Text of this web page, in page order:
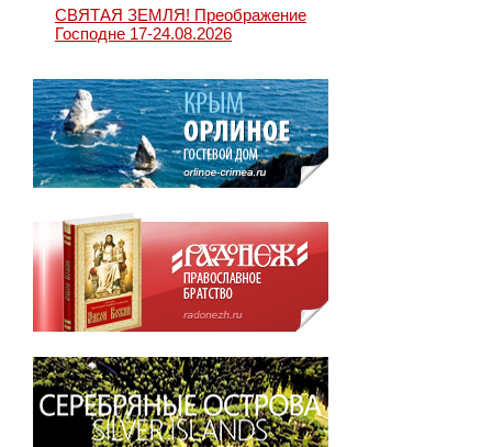
СВЯТАЯ ЗЕМЛЯ! Преображение
Господне 17-24.08.2026